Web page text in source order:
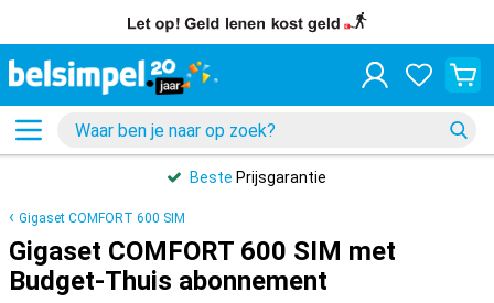
Beste Prijsgarantie
Gigaset COMFORT 600 SIM
Gigaset COMFORT 600 SIM met
Budget-Thuis abonnement